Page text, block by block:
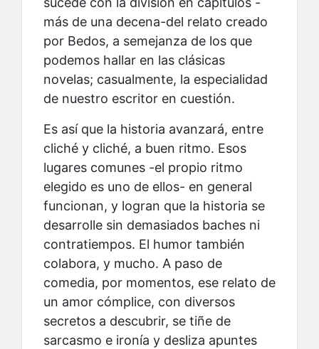
más de una decena-del relato creado
por Bedos, a semejanza de los que
podemos hallar en las clásicas
novelas; casualmente, la especialidad
de nuestro escritor en cuestión.
Es así que la historia avanzará, entre
cliché y cliché, a buen ritmo. Esos
lugares comunes -el propio ritmo
elegido es uno de ellos- en general
funcionan, y logran que la historia se
desarrolle sin demasiados baches ni
contratiempos. El humor también
colabora, y mucho. A paso de
comedia, por momentos, ese relato de
un amor cómplice, con diversos
secretos a descubrir, se tiñe de
sarcasmo e ironía y desliza apuntes